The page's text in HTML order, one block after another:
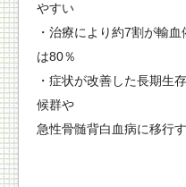
やすい
・治療により約7割が輸
は80％
・症状が改善した長期生
候群や
急性骨髄背白血病に移行